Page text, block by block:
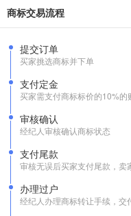
商标交易流程
提交订单
买家挑选商标并下单
支付定金
买家需支付商标标价的10%的
审核确认
经纪人审核确认商标状态
支付尾款
审核无误后买家支付尾款，卖
办理过户
经纪人办理商标转让手续，交